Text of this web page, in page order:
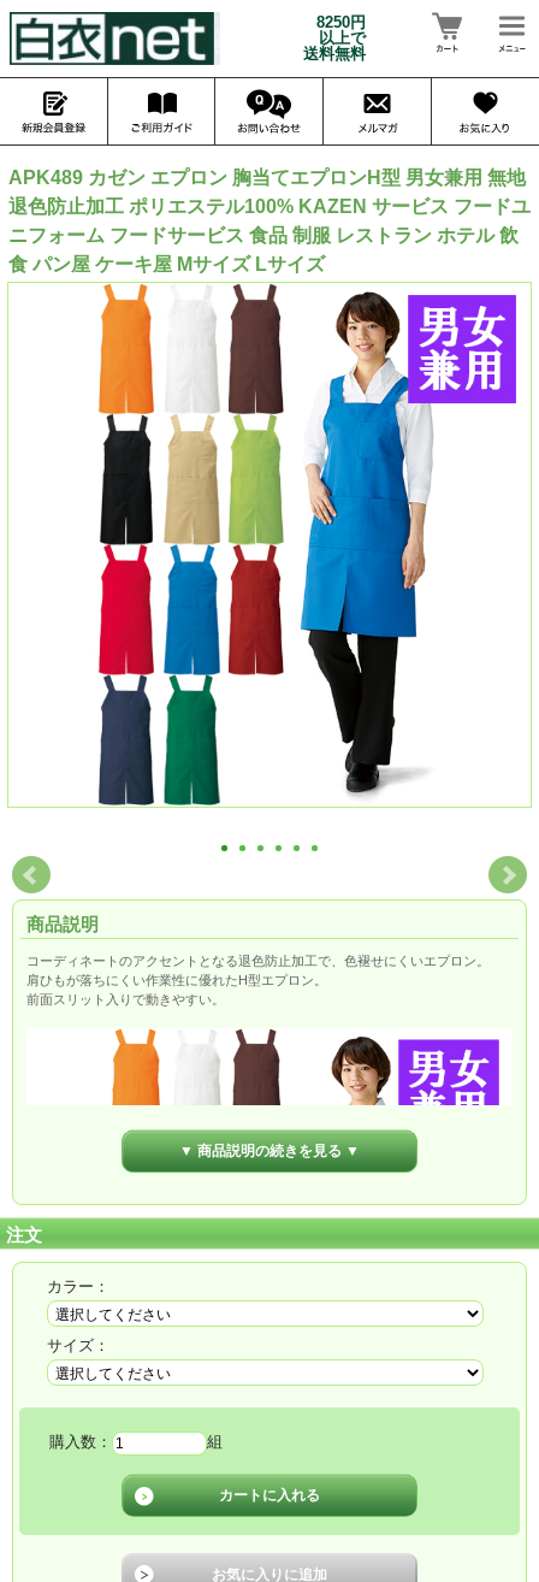
8250円
以上で
送料無料
APK489 カゼン エプロン 胸当てエプロンH型 男女兼用 無地
退色防止加工 ポリエステル100% KAZEN サービス フードユ
ニフォーム フードサービス 食品 制服 レストラン ホテル 飲
食 パン屋 ケーキ屋 Mサイズ Lサイズ
商品説明
コーディネートのアクセントとなる退色防止加工で、色褪せにくいエプロン。
肩ひもが落ちにくい作業性に優れたH型エプロン。
前面スリット入りで動きやすい。
▼ 商品説明の続きを見る ▼
注文
カラー：
サイズ：
購入数： 組